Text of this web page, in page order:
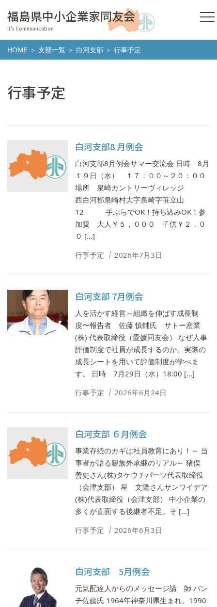
福島県中小企業家同友会
It's Communication
HOME ＞ 支部一覧 ＞ 白河支部 ＞ 行事予定
行事予定
白河支部8 月例会
白河支部8月例会サマー交流会 日時 8月
１９日（水） １７：００～２０：００
場所 泉崎カントリーヴィレッジ
西白河郡泉崎村大字泉崎字笹立山
12 手ぶらでOK！持ち込みOK！参
加費 大人￥５，０００ 子供￥２，０
０ […]
行事予定
2026年7月3日
⽩河⽀部 7⽉例会
人を活かす経営～組織を伸ばす成⻑制
度〜報告者 佐藤 慎輔⽒ サトー産業
(株) 代表取締役（愛媛同友会） なぜ人事
評価制度で社員が成長するのか。実際の
成長シートを用いて評価制度が学べま
す。 日時 7月29日（水）18:00 […]
行事予定
2026年6月24日
白河⽀部 ６⽉例会
事業存続のカギは社員教育にあり！～ 当
事者が語る親族外承継のリアル～ 猪俣
善史さん(株)タケウチパーツ代表取締役
（会津支部） 星 ⽂隆さんサンワイデア
(株)代表取締役（会津支部） 中小企業の
多くが直⾯する後継者不⾜。そ […]
行事予定
2026年6月3日
白河支部 5月例会
元気配達人からのメッセージ講 師 パン
チ佐藤氏 1964年神奈川県生まれ。1990